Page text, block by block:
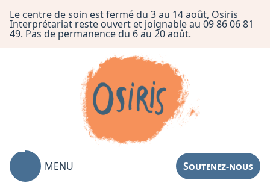
Le centre de soin est fermé du 3 au 14 août, Osiris
Interprétariat reste ouvert et joignable au 09 86 06 81
49. Pas de permanence du 6 au 20 août.
MENU Soutenez-nous